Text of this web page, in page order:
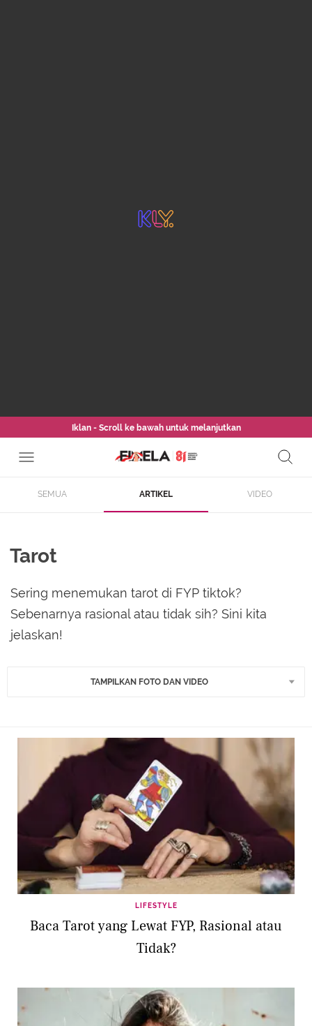
Iklan - Scroll ke bawah untuk melanjutkan
SEMUA ARTIKEL VIDEO
Tarot
Sering menemukan tarot di FYP tiktok?
Sebenarnya rasional atau tidak sih? Sini kita
jelaskan!
TAMPILKAN FOTO DAN VIDEO
LIFESTYLE
Baca Tarot yang Lewat FYP, Rasional atau
Tidak?